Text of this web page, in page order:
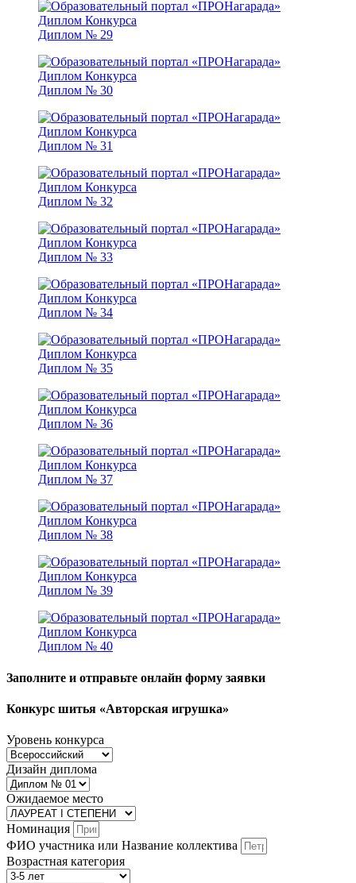
Диплом № 29
Диплом № 30
Диплом № 31
Диплом № 32
Диплом № 33
Диплом № 34
Диплом № 35
Диплом № 36
Диплом № 37
Диплом № 38
Диплом № 39
Диплом № 40
Заполните и отправьте онлайн форму заявки
Конкурс шитья «Авторская игрушка»
Уровень конкурса
Дизайн диплома
Ожидаемое место
Номинация
ФИО участника или Название коллектива
Возрастная категория